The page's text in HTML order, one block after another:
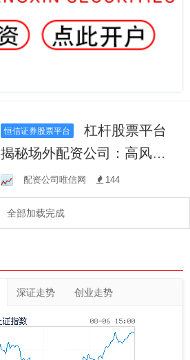
恒信证券股票平台
杠杆股票平台
揭秘场外配资公司：高风险
背后的投资陷阱与监管挑战
配资公司唯信网 144
全部加载完成
深证走势 创业走势